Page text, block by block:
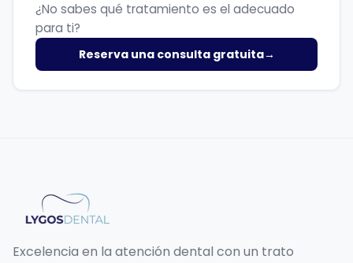
¿No sabes qué tratamiento es el adecuado
para ti?
Reserva una consulta gratuita→
Excelencia en la atención dental con un trato